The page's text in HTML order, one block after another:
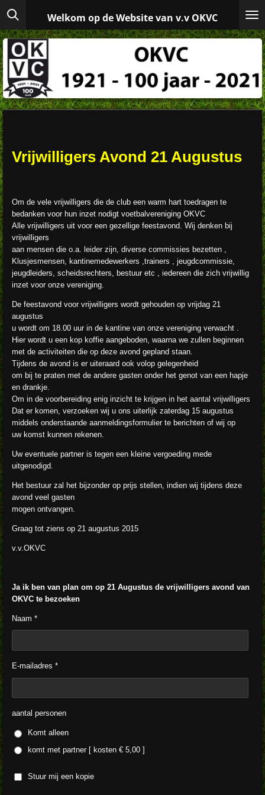
Ga
direct
naar
de
hoofdinhoud
Welkom op de Website van v.v OKVC
Vrijwilligers Avond 21 Augustus
Om de vele vrijwilligers die de club een warm hart toedragen te
bedanken voor hun inzet nodigt voetbalvereniging OKVC
Alle vrijwilligers uit voor een gezellige feestavond. Wij denken bij
vrijwilligers
aan mensen die o.a. leider zijn, diverse commissies bezetten ,
Klusjesmensen, kantinemedewerkers ,trainers , jeugdcommissie,
jeugdleiders, scheidsrechters, bestuur etc , iedereen die zich vrijwillig
inzet voor onze vereniging.
De feestavond voor vrijwilligers wordt gehouden op vrijdag 21
augustus
u wordt om 18.00 uur in de kantine van onze vereniging verwacht .
Hier wordt u een kop koffie aangeboden, waarna we zullen beginnen
met de activiteiten die op deze avond gepland staan.
Tijdens de avond is er uiteraard ook volop gelegenheid
om bij te praten met de andere gasten onder het genot van een hapje
en drankje.
Om in de voorbereiding enig inzicht te krijgen in het aantal vrijwilligers
Dat er komen, verzoeken wij u ons uiterlijk zaterdag 15 augustus
middels onderstaande aanmeldingsformulier te berichten of wij op
uw komst kunnen rekenen.
Uw eventuele partner is tegen een kleine vergoeding mede
uitgenodigd.
Het bestuur zal het bijzonder op prijs stellen, indien wij tijdens deze
avond veel gasten
mogen ontvangen.
Graag tot ziens op 21 augustus 2015
v.v.OKVC
Ja ik ben van plan om op 21 Augustus de vrijwilligers avond van
OKVC te bezoeken
Naam *
E-mailadres *
aantal personen
Komt alleen
komt met partner [ kosten € 5,00 ]
Stuur mij een kopie